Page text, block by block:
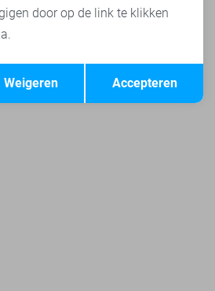
Opslaan
door op de link te klikken
Accepteren
Weigeren